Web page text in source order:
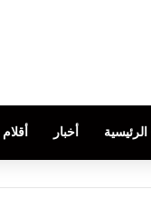
الرئيسية أخبار أقلام